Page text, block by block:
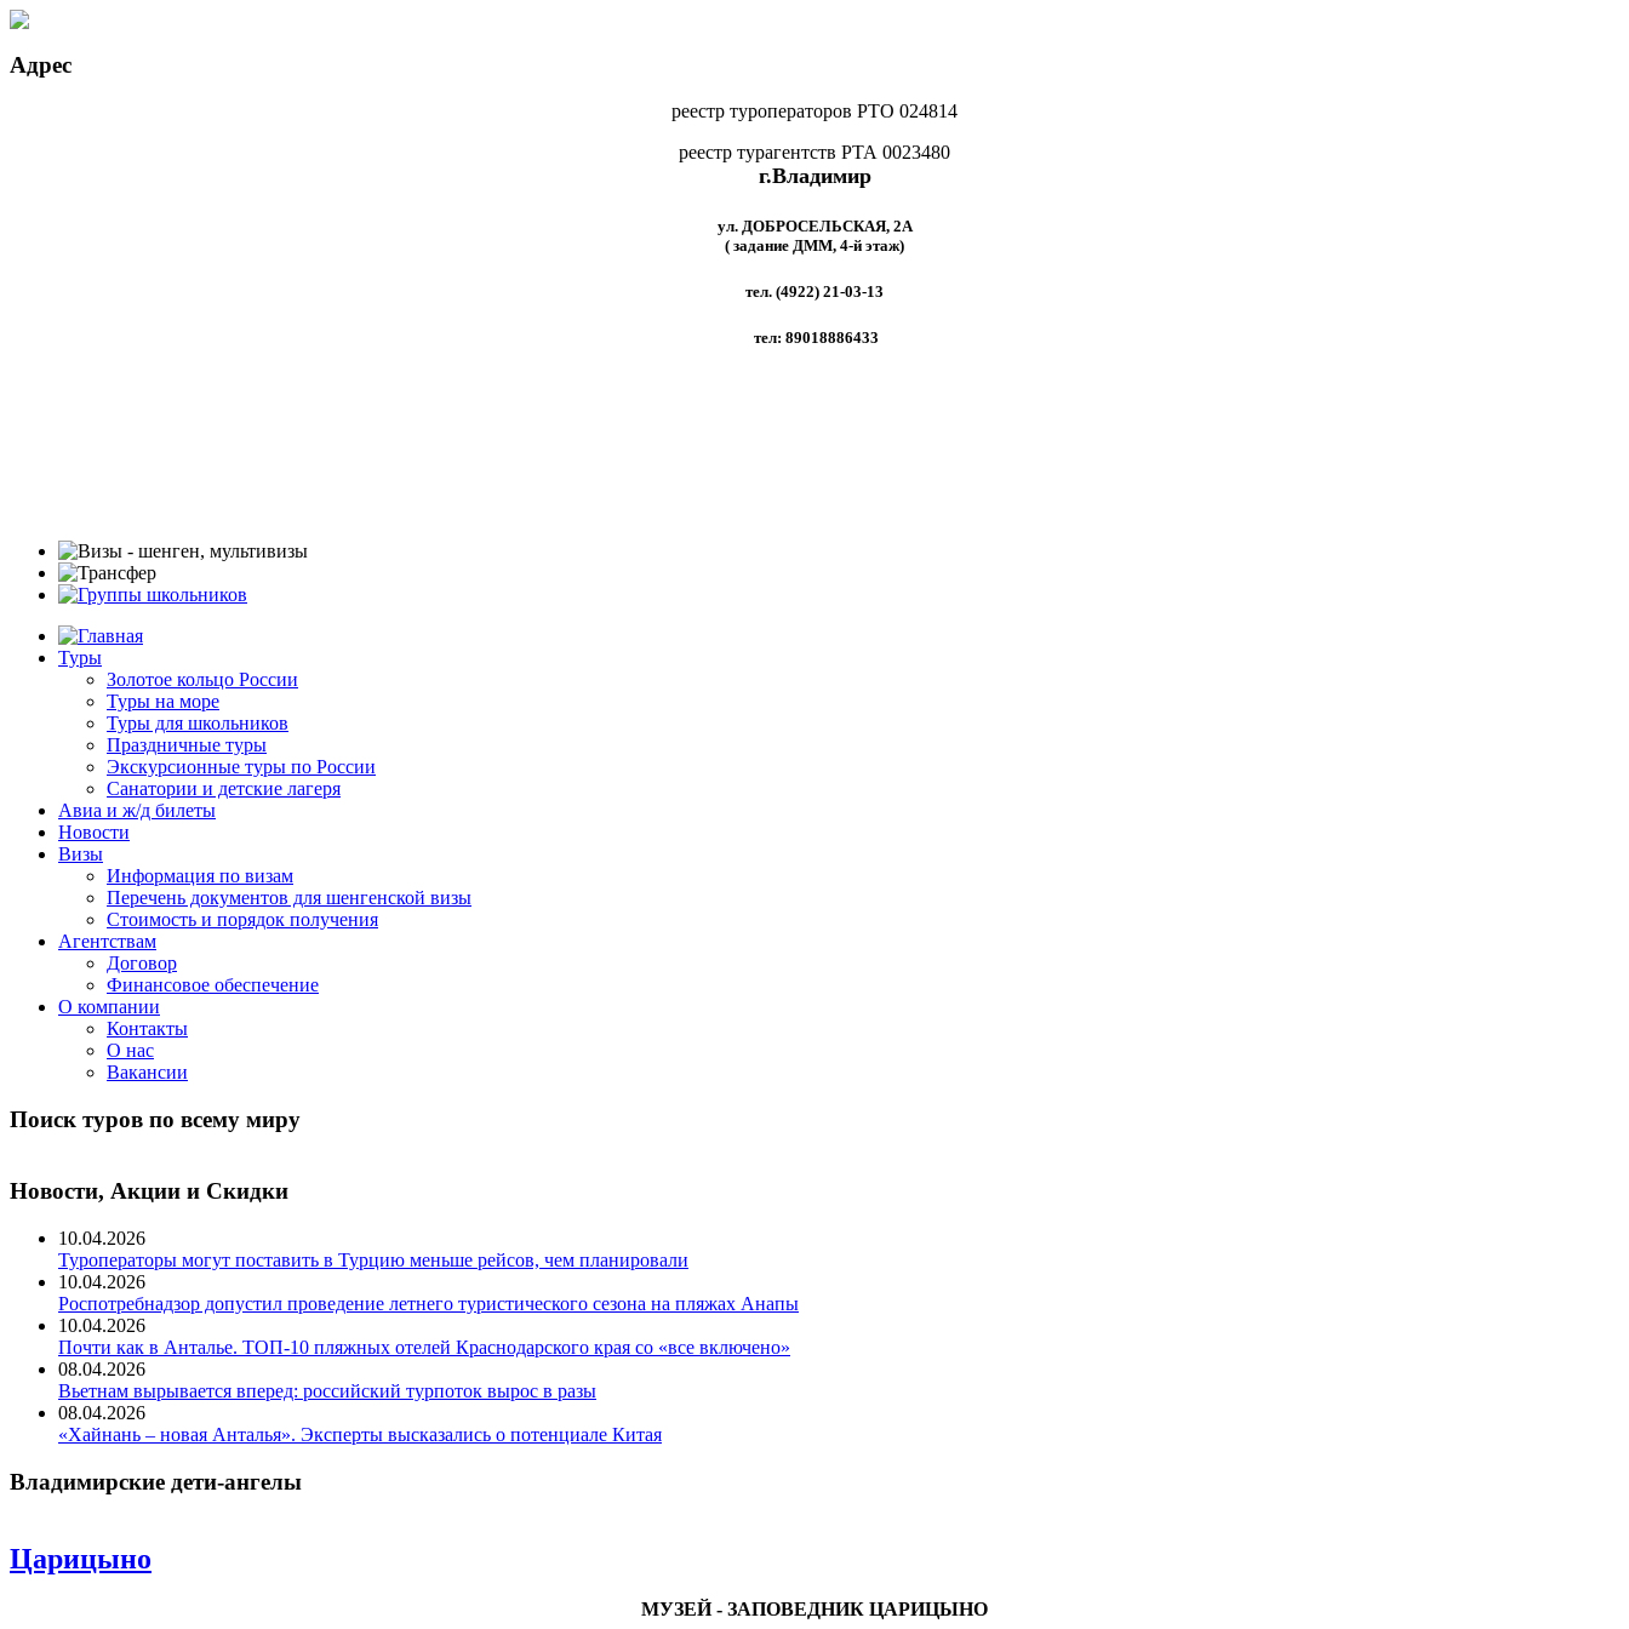
Адрес
реестр туроператоров РТО 024814
реестр турагентств РТА 0023480
г.Владимир
ул. ДОБРОСЕЛЬСКАЯ, 2A
( задание ДММ, 4-й этаж)
тел. (4922) 21-03-13
тел: 89018886433
Туры
Золотое кольцо России
Туры на море
Туры для школьников
Праздничные туры
Экскурсионные туры по России
Санатории и детские лагеря
Авиа и ж/д билеты
Новости
Визы
Информация по визам
Перечень документов для шенгенской визы
Стоимость и порядок получения
Агентствам
Договор
Финансовое обеспечение
О компании
Контакты
О нас
Вакансии
Поиск туров по всему миру
Новости, Акции и Скидки
10.04.2026
Туроператоры могут поставить в Турцию меньше рейсов, чем планировали
10.04.2026
Роспотребнадзор допустил проведение летнего туристического сезона на пляжах Анапы
10.04.2026
Почти как в Анталье. ТОП-10 пляжных отелей Краснодарского края со «все включено»
08.04.2026
Вьетнам вырывается вперед: российский турпоток вырос в разы
08.04.2026
«Хайнань – новая Анталья». Эксперты высказались о потенциале Китая
Владимирские дети-ангелы
Царицыно
МУЗЕЙ - ЗАПОВЕДНИК ЦАРИЦЫНО